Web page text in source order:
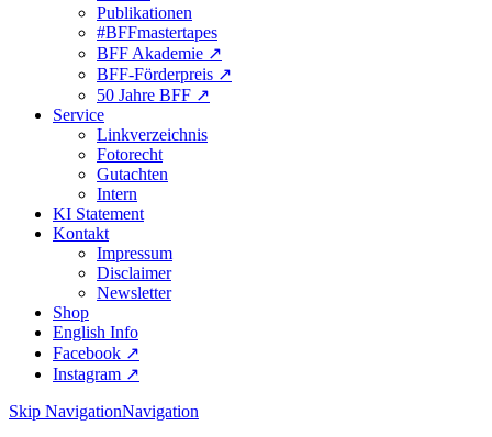
Publikationen
#BFFmastertapes
BFF Akademie ↗︎
BFF-Förderpreis ↗︎
50 Jahre BFF ↗︎
Service
Linkverzeichnis
Fotorecht
Gutachten
Intern
KI Statement
Kontakt
Impressum
Disclaimer
Newsletter
Shop
English Info
Facebook ↗︎
Instagram ↗︎
Skip NavigationNavigation